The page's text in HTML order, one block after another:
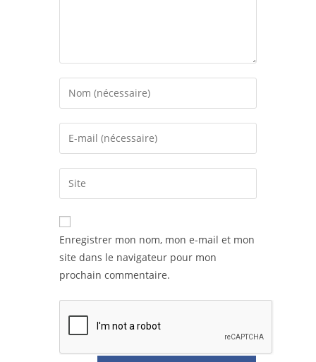
Enregistrer mon nom, mon e-mail et mon
site dans le navigateur pour mon
prochain commentaire.